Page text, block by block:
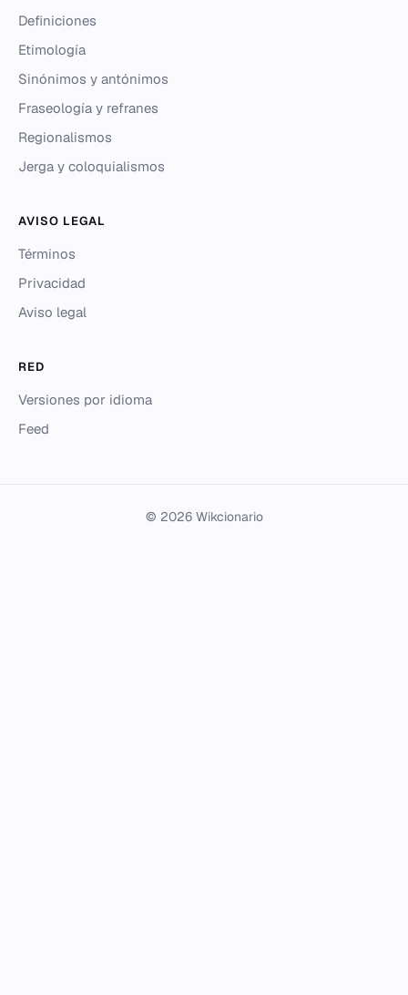
Definiciones
Etimología
Sinónimos y antónimos
Fraseología y refranes
Regionalismos
Jerga y coloquialismos
AVISO LEGAL
Términos
Privacidad
Aviso legal
RED
Versiones por idioma
Feed
© 2026 Wikcionario